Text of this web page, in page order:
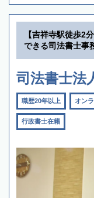
【吉祥寺駅徒歩2
できる司法書士事
司法書士法
職歴20年以上 オン
行政書士在籍